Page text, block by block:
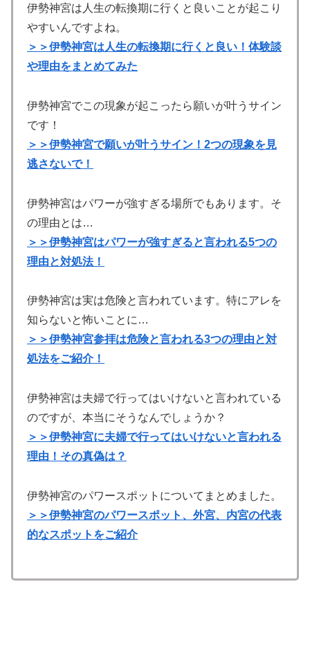
伊勢神宮は人生の転換期に行くと良いことが起こり
やすいんですよね。
＞＞伊勢神宮は人生の転換期に行くと良い！体験談
や理由をまとめてみた
伊勢神宮でこの現象が起こったら願いが叶うサイン
です！
＞＞伊勢神宮で願いが叶うサイン！2つの現象を見
逃さないで！
伊勢神宮はパワーが強すぎる場所でもあります。そ
の理由とは…
＞＞伊勢神宮はパワーが強すぎると言われる5つの
理由と対処法！
伊勢神宮は実は危険と言われています。特にアレを
知らないと怖いことに…
＞＞伊勢神宮参拝は危険と言われる3つの理由と対
処法をご紹介！
伊勢神宮は夫婦で行ってはいけないと言われている
のですが、本当にそうなんでしょうか？
＞＞伊勢神宮に夫婦で行ってはいけないと言われる
理由！その真偽は？
伊勢神宮のパワースポットについてまとめました。
＞＞伊勢神宮のパワースポット、外宮、内宮の代表
的なスポットをご紹介